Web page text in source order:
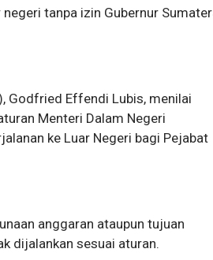
tanpa izin Gubernur
Godfried Effendi Lubis, menilai
Menteri Dalam Negeri
ke Luar Negeri bagi Pejabat
anggaran ataupun tujuan
dijalankan sesuai aturan.